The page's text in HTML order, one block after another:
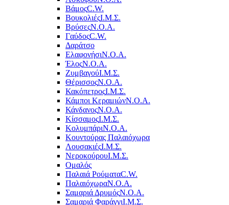
ΒάμοςC.W.
ΒουκολιέςΙ.Μ.Σ.
ΒρύσεςΝ.Ο.Α.
ΓαύδοςC.W.
Δαράτσο
ΕλαφονήσιΝ.Ο.Α.
ΈλοςΝ.Ο.Α.
ΖυμβαγούΙ.Μ.Σ.
ΘέρισσοςΝ.Ο.Α.
ΚακόπετροςΙ.Μ.Σ.
Κάμποι ΚεραμιώνΝ.Ο.Α.
ΚάνδανοςΝ.Ο.Α.
ΚίσσαμοςΙ.Μ.Σ.
ΚολυμπάριΝ.Ο.Α.
Κουντούρας Παλαιόχωρα
ΛουσακιέςΙ.Μ.Σ.
ΝεροκούρουΙ.Μ.Σ.
Ομαλός
Παλαιά ΡούματαC.W.
ΠαλαιόχωραΝ.Ο.Α.
Σαμαριά ΔρυμόςΝ.Ο.Α.
Σαμαριά ΦαράγγιΙ.Μ.Σ.